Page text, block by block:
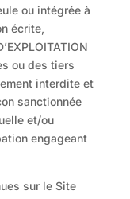
ou intégrée à
écrite,
ou des tiers
interdite et
sanctionnée
et/ou
engageant
sur le Site